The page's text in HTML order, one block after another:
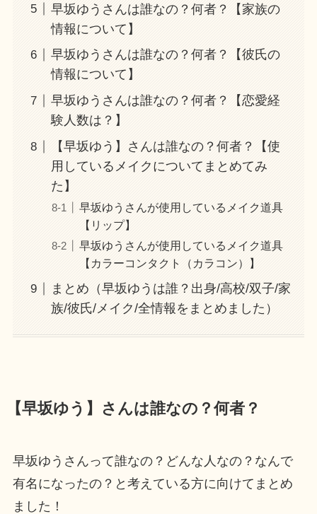
早坂ゆうさんは誰なの？何者？【家族の
情報について】
早坂ゆうさんは誰なの？何者？【彼氏の
情報について】
早坂ゆうさんは誰なの？何者？【恋愛経
験人数は？】
【早坂ゆう】さんは誰なの？何者？【使
用しているメイクについてまとめてみ
た】
早坂ゆうさんが使用しているメイク道具
【リップ】
早坂ゆうさんが使用しているメイク道具
【カラーコンタクト（カラコン）】
まとめ（早坂ゆうは誰？出身/高校/双子/家
族/彼氏/メイク/全情報をまとめました）
【早坂ゆう】さんは誰なの？何者？
早坂ゆうさんって誰なの？どんな人なの？なんで
有名になったの？と考えている方に向けてまとめ
ました！